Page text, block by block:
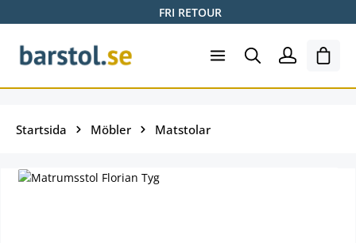
FRI RETOUR
Startsida Möbler Matstolar